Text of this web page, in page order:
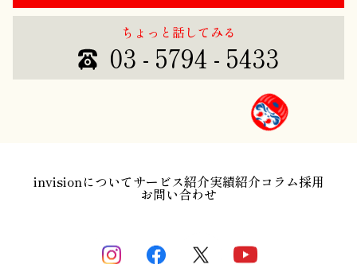
ちょっと話してみる
03 - 5794 - 5433
invisionについてサービス紹介実績紹介コラム採用
お問い合わせ